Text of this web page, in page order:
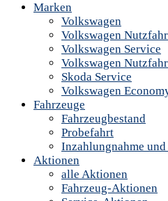
Marken
Volkswagen
Volkswagen
Volkswagen Service
Volkswagen
Skoda Service
Volkswagen
Fahrzeuge
Fahrzeugbestand
Probefahrt
Inzahlungnahme
Aktionen
alle Aktionen
Fahrzeug-Aktionen